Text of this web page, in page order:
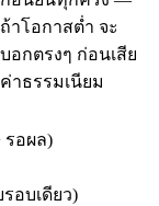
ถ้าโอกาสต่ำ จะ
บอกตรงๆ ก่อนเสีย
ค่าธรรมเนียม
รอผล)
อบเดียว)